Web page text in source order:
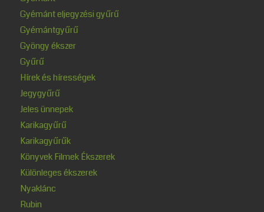
Gyémánt eljegyzési gyűrű
Gyémántgyűrű
Gyöngy ékszer
Gyűrű
Hírek és hírességek
Jegygyűrű
Jeles ünnepek
Karikagyűrű
Karikagyűrűk
Könyvek Filmek Ékszerek
Különleges ékszerek
Nyaklánc
Rubin